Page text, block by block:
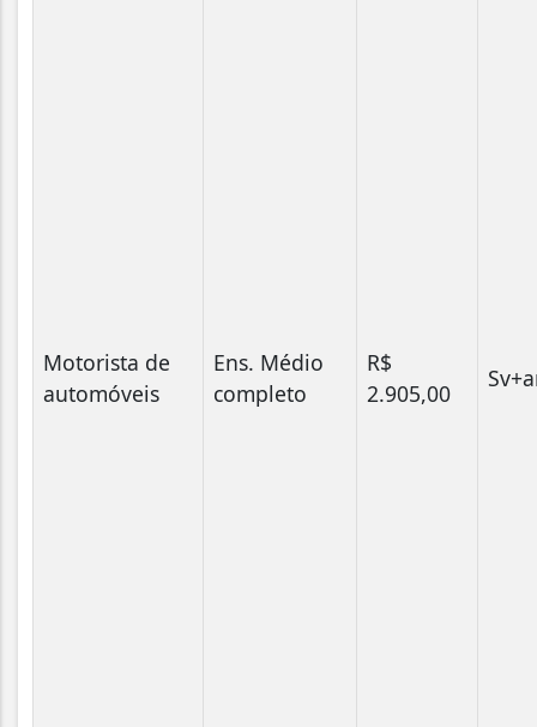
Motorista de
automóveis
Ens. Médio
completo
R$
2.905,00